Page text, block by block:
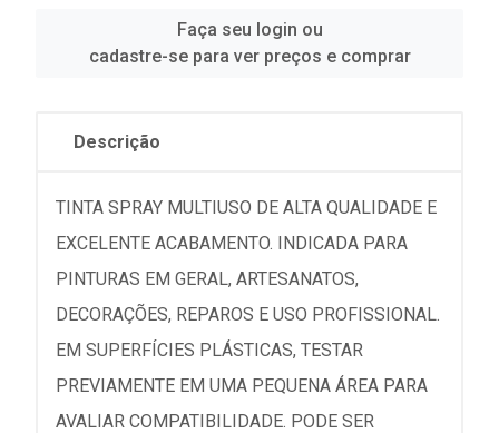
Faça seu login ou
cadastre-se para ver preços e comprar
Descrição
TINTA SPRAY MULTIUSO DE ALTA QUALIDADE E
EXCELENTE ACABAMENTO. INDICADA PARA
PINTURAS EM GERAL, ARTESANATOS,
DECORAÇÕES, REPAROS E USO PROFISSIONAL.
EM SUPERFÍCIES PLÁSTICAS, TESTAR
PREVIAMENTE EM UMA PEQUENA ÁREA PARA
AVALIAR COMPATIBILIDADE. PODE SER